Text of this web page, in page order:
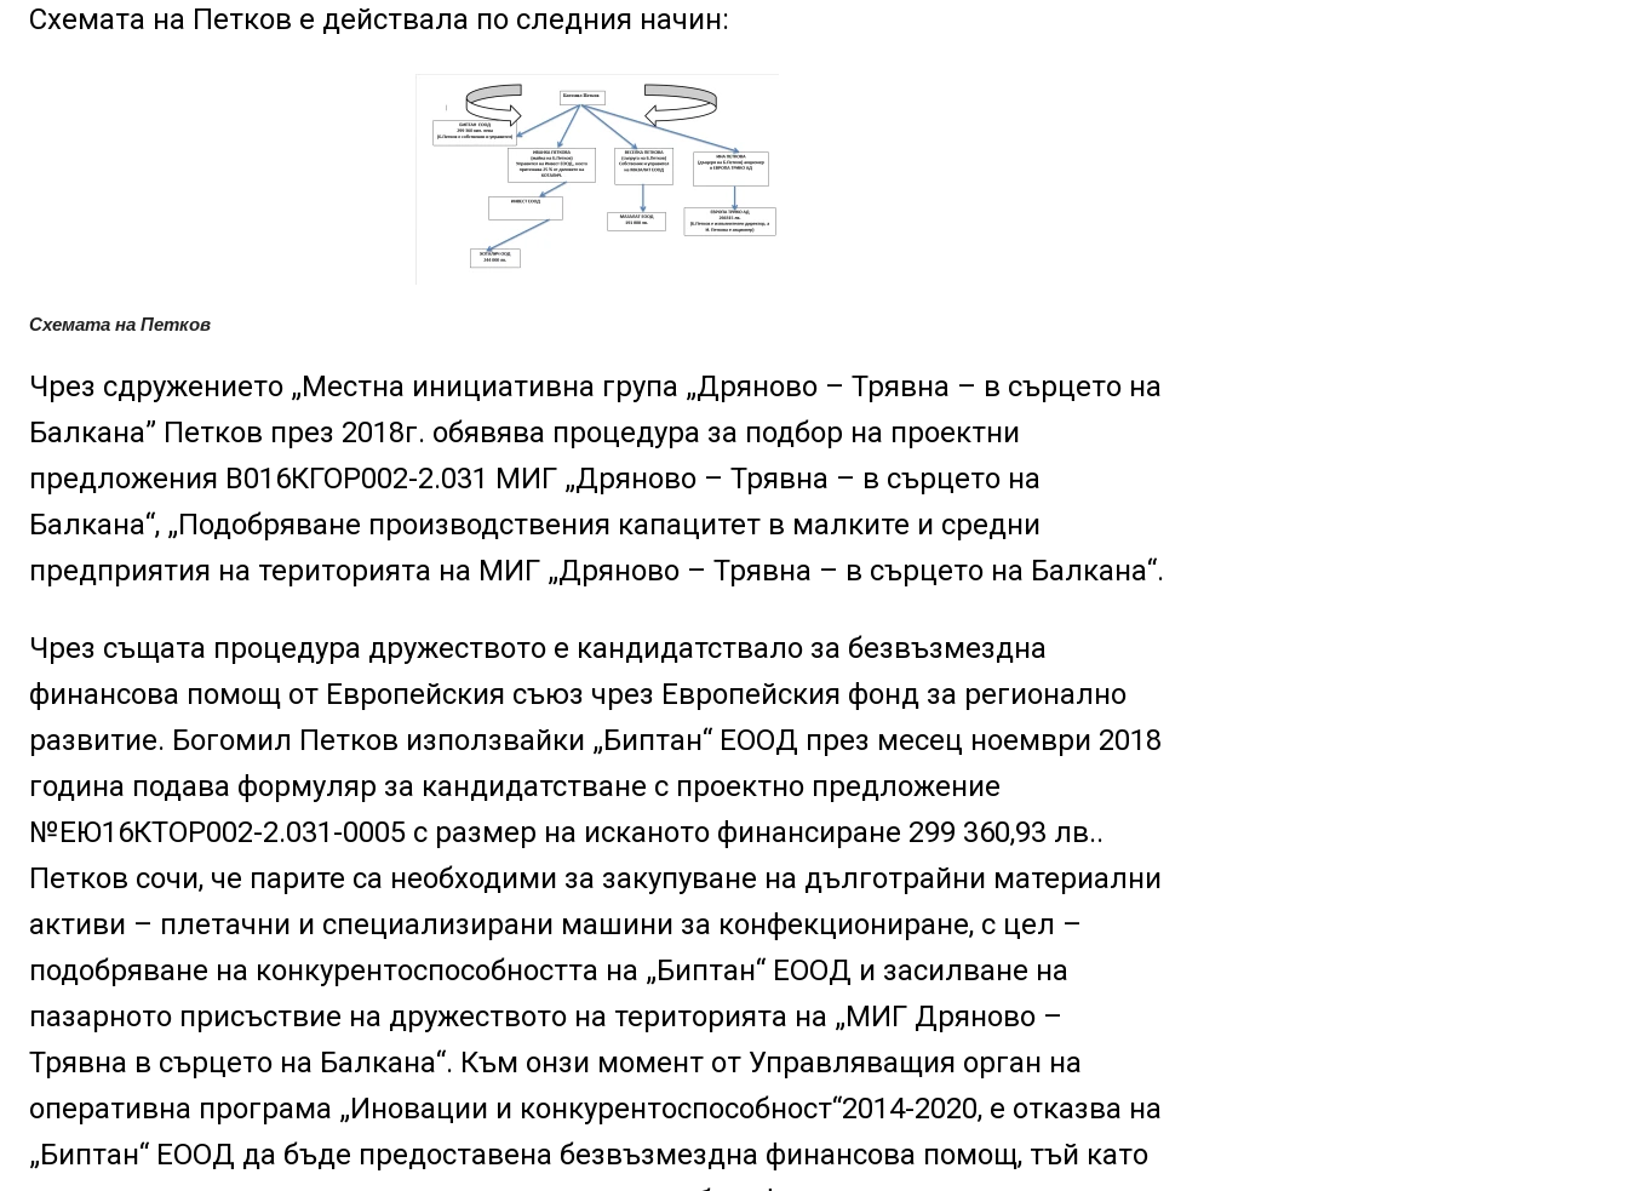
Схемата на Петков е действала по следния начин:
Схемата на Петков
Чрез сдружението „Местна инициативна група „Дряново – Трявна – в сърцето на
Балкана” Петков през 2018г. обявява процедура за подбор на проектни
предложения В016КГОР002-2.031 МИГ „Дряново – Трявна – в сърцето на
Балкана“, „Подобряване производствения капацитет в малките и средни
предприятия на територията на МИГ „Дряново – Трявна – в сърцето на Балкана“.
Чрез същата процедура дружеството е кандидатствало за безвъзмездна
финансова помощ от Европейския съюз чрез Европейския фонд за регионално
развитие. Богомил Петков използвайки „Биптан“ ЕООД през месец ноември 2018
година подава формуляр за кандидатстване с проектно предложение
№ЕЮ16КТОР002-2.031-0005 с размер на исканото финансиране 299 360,93 лв..
Петков сочи, че парите са необходими за закупуване на дълготрайни материални
активи – плетачни и специализирани машини за конфекциониране, с цел –
подобряване на конкурентоспособността на „Биптан“ ЕООД и засилване на
пазарното присъствие на дружеството на територията на „МИГ Дряново –
Трявна в сърцето на Балкана“. Към онзи момент от Управляващия орган на
оперативна програма „Иновации и конкурентоспособност“2014-2020, е отказва на
„Биптан“ ЕООД да бъде предоставена безвъзмездна финансова помощ, тъй като